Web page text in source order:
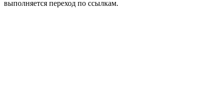
выполняется переход по ссылкам.